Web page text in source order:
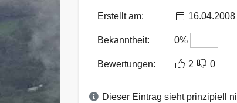
Blog
Erstellt am: 16.04.2008
Bekanntheit: 0%
Bewertungen: 2 0
Dieser Eintrag sieht prinzipiell